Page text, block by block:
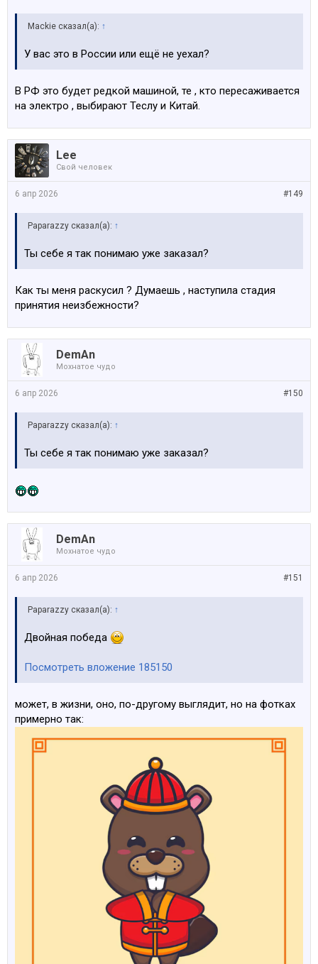
Mackie сказал(а): ↑
У вас это в России или ещё не уехал?
В РФ это будет редкой машиной, те , кто пересаживается
на электро , выбирают Теслу и Китай.
Lee
Свой человек
#149
6 апр 2026
Paparazzy сказал(а): ↑
Ты себе я так понимаю уже заказал?
Как ты меня раскусил ? Думаешь , наступила стадия
принятия неизбежности?
DemAn
Мохнатое чудо
#150
6 апр 2026
Paparazzy сказал(а): ↑
Ты себе я так понимаю уже заказал?
DemAn
Мохнатое чудо
#151
6 апр 2026
Paparazzy сказал(а): ↑
Двойная победа
Посмотреть вложение 185150
может, в жизни, оно, по-другому выглядит, но на фотках
примерно так: